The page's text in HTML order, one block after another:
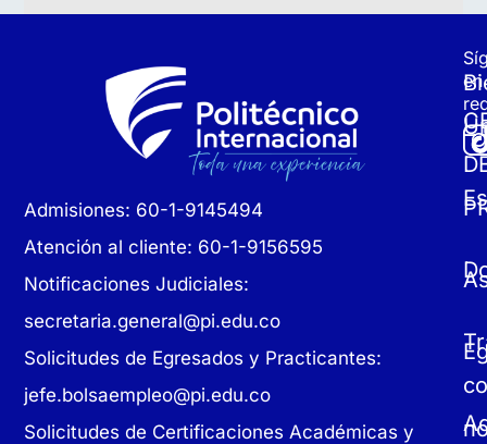
Admisiones: 60-1-9145494
Atención al cliente: 60-1-9156595
Notificaciones Judiciales:
secretaria.general@pi.edu.co
Solicitudes de Egresados y Practicantes:
jefe.bolsaempleo@pi.edu.co
Solicitudes de Certificaciones Académicas y
en